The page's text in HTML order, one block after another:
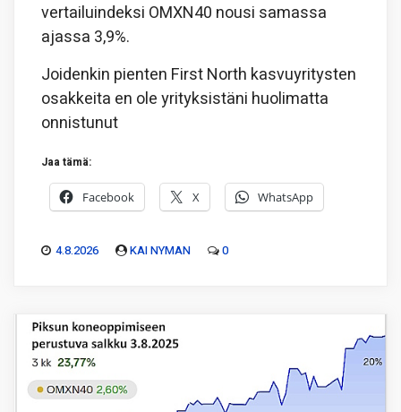
vertailuindeksi OMXN40 nousi samassa
ajassa 3,9%.
Joidenkin pienten First North kasvuyritysten
osakkeita en ole yrityksistäni huolimatta
onnistunut
Jaa tämä:
Facebook X WhatsApp
4.8.2026 KAI NYMAN 0